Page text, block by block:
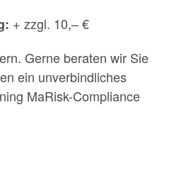
+ zzgl. 10,– €
Gerne beraten wir Sie
ein unverbindliches
MaRisk-Compliance